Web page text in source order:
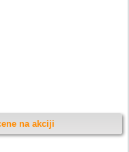
na akciji